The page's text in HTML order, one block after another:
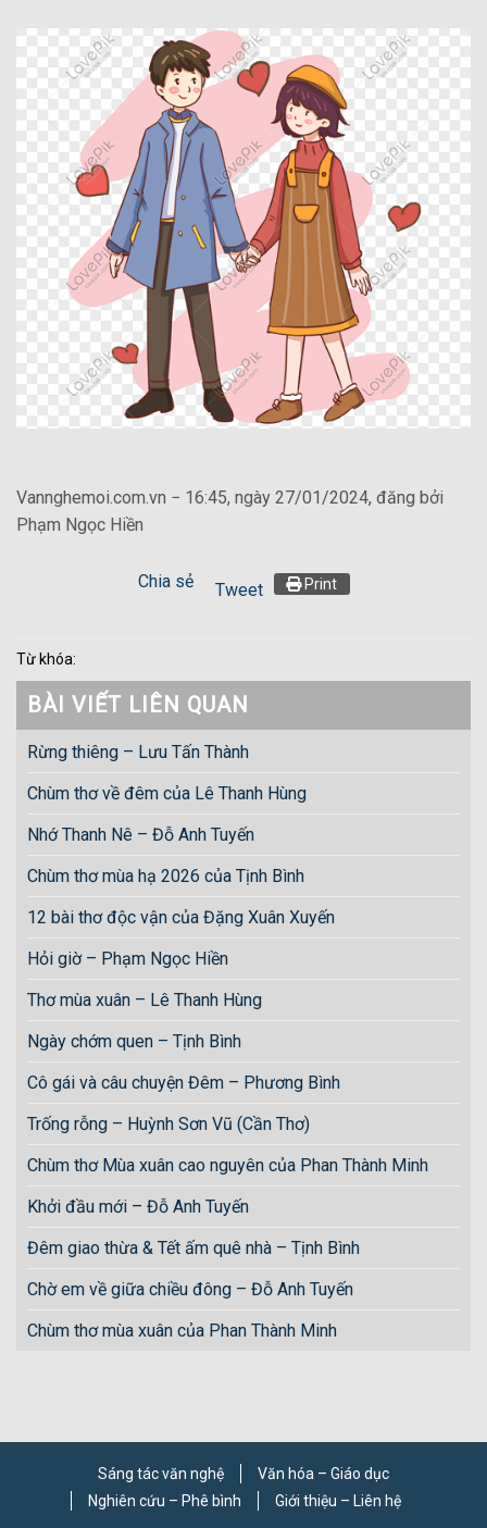
Vannghemoi.com.vn − 16:45, ngày 27/01/2024, đăng bởi
Phạm Ngọc Hiền
Chia sẻ Tweet Print
Từ khóa:
BÀI VIẾT LIÊN QUAN
Rừng thiêng – Lưu Tấn Thành
Chùm thơ về đêm của Lê Thanh Hùng
Nhớ Thanh Nê – Đỗ Anh Tuyến
Chùm thơ mùa hạ 2026 của Tịnh Bình
12 bài thơ độc vận của Đặng Xuân Xuyến
Hỏi giờ – Phạm Ngọc Hiền
Thơ mùa xuân – Lê Thanh Hùng
Ngày chớm quen – Tịnh Bình
Cô gái và câu chuyện Đêm – Phương Bình
Trống rỗng – Huỳnh Sơn Vũ (Cần Thơ)
Chùm thơ Mùa xuân cao nguyên của Phan Thành Minh
Khởi đầu mới – Đỗ Anh Tuyến
Đêm giao thừa & Tết ấm quê nhà – Tịnh Bình
Chờ em về giữa chiều đông – Đỗ Anh Tuyến
Chùm thơ mùa xuân của Phan Thành Minh
Sáng tác văn nghệ
Văn hóa – Giáo dục
Nghiên cứu – Phê bình
Giới thiệu – Liên hệ